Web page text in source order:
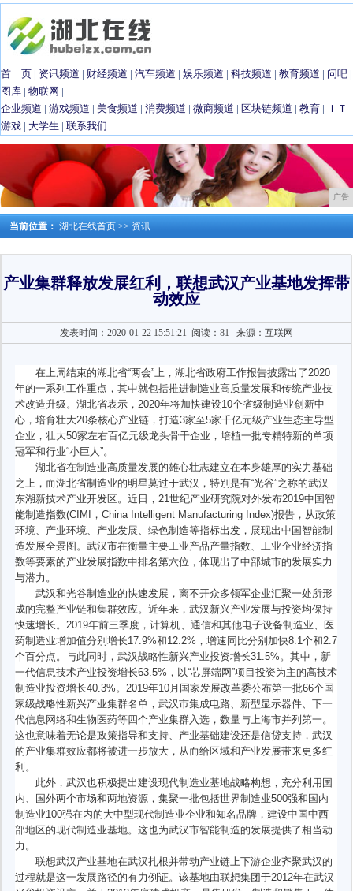
首 页 | 资讯频道 | 财经频道 | 汽车频道 | 娱乐频道 | 科技频道 | 教育频道 | 问吧 |
图库 | 物联网 |
企业频道 | 游戏频道 | 美食频道 | 消费频道 | 微商频道 | 区块链频道 | 教育 |
ＩＴ
游戏 | 大学生 | 联系我们
广告
当前位置： 湖北在线首页 >> 资讯
产业集群释放发展红利，联想武汉产业基地发挥带
动效应
发表时间：2020-01-22 15:51:21 阅读：81 来源：互联网
在上周结束的湖北省“两会”上，湖北省政府工作报告披露出了2020
年的一系列工作重点，其中就包括推进制造业高质量发展和传统产业技
术改造升级。湖北省表示，2020年将加快建设10个省级制造业创新中
心，培育壮大20条核心产业链，打造3家至5家千亿元级产业生态主导型
企业，壮大50家左右百亿元级龙头骨干企业，培植一批专精特新的单项
冠军和行业“小巨人”。
湖北省在制造业高质量发展的雄心壮志建立在本身雄厚的实力基础
之上，而湖北省制造业的明星莫过于武汉，特别是有“光谷”之称的武汉
东湖新技术产业开发区。近日，21世纪产业研究院对外发布2019中国智
能制造指数(CIMI，China Intelligent Manufacturing Index)报告，从政策
环境、产业环境、产业发展、绿色制造等指标出发，展现出中国智能制
造发展全景图。武汉市在衡量主要工业产品产量指数、工业企业经济指
数等要素的产业发展指数中排名第六位，体现出了中部城市的发展实力
与潜力。
武汉和光谷制造业的快速发展，离不开众多领军企业汇聚一处所形
成的完整产业链和集群效应。近年来，武汉新兴产业发展与投资均保持
快速增长。2019年前三季度，计算机、通信和其他电子设备制造业、医
药制造业增加值分别增长17.9%和12.2%，增速同比分别加快8.1个和2.7
个百分点。与此同时，武汉战略性新兴产业投资增长31.5%。其中，新
一代信息技术产业投资增长63.5%，以“芯屏端网”项目投资为主的高技术
制造业投资增长40.3%。2019年10月国家发展改革委公布第一批66个国
家级战略性新兴产业集群名单，武汉市集成电路、新型显示器件、下一
代信息网络和生物医药等四个产业集群入选，数量与上海市并列第一。
这也意味着无论是政策指导和支持、产业基础建设还是信贷支持，武汉
的产业集群效应都将被进一步放大，从而给区域和产业发展带来更多红
利。
此外，武汉也积极提出建设现代制造业基地战略构想，充分利用国
内、国外两个市场和两地资源，集聚一批包括世界制造业500强和国内
制造业100强在内的大中型现代制造业企业和知名品牌，建设中国中西
部地区的现代制造业基地。这也为武汉市智能制造的发展提供了相当动
力。
联想武汉产业基地在武汉扎根并带动产业链上下游企业齐聚武汉的
过程就是这一发展路径的有力例证。该基地由联想集团于2012年在武汉